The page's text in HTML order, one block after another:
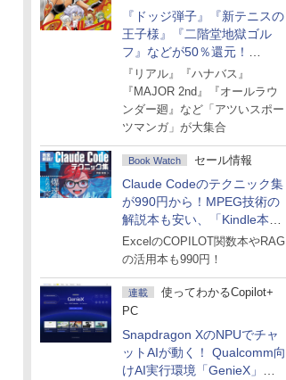
『ドッジ弾子』『新テニスの
王子様』『二階堂地獄ゴル
フ』などが50％還元！
Amazonマンガ週末セール
『リアル』『ハナバス』
『MAJOR 2nd』『オールラウ
ンダー廻』など「アツいスポー
ツマンガ」が大集合
Book Watch セール情報
Claude Codeのテクニック集
が990円から！MPEG技術の
解説本も安い、「Kindle本サ
マーセール」第2弾開始！
ExcelのCOPILOT関数本やRAG
の活用本も990円！
連載
使ってわかるCopilot+
PC
Snapdragon XのNPUでチャ
ットAIが動く！ Qualcomm向
けAI実行環境「GenieX」を